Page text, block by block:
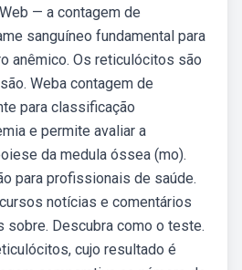
— a contagem de
sanguíneo fundamental para
anêmico. Os reticulócitos são
Weba contagem de
para classificação
e permite avaliar a
da medula óssea (mo).
para profissionais de saúde.
notícias e comentários
Descubra como o teste.
cujo resultado é